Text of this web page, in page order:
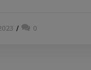
0